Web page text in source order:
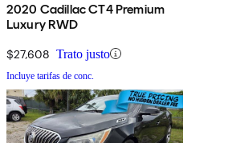
2020 Cadillac CT4 Premium
Luxury RWD
$27,608 Trato justo
Incluye tarifas de conc.